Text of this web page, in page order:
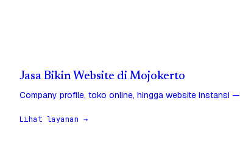
Jasa Bikin Website di Mojokerto
Company profile, toko online, hingga website instansi
Lihat layanan →